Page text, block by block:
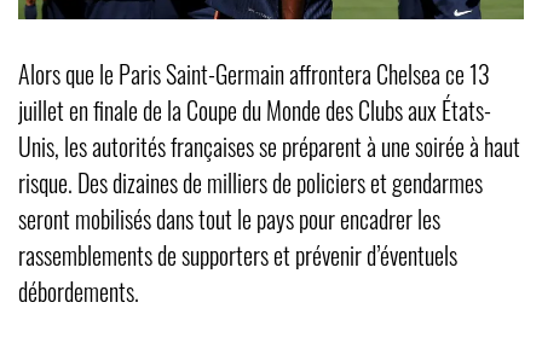
Alors que le Paris Saint-Germain affrontera Chelsea ce 13
juillet en finale de la Coupe du Monde des Clubs aux États-
Unis, les autorités françaises se préparent à une soirée à haut
risque. Des dizaines de milliers de policiers et gendarmes
seront mobilisés dans tout le pays pour encadrer les
rassemblements de supporters et prévenir d’éventuels
débordements.